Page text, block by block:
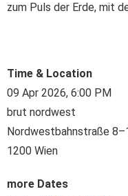
zum Puls der Erde, mit
Time & Location
09 Apr 2026, 6:00 PM
brut nordwest
Nordwestbahnstraße
1200 Wien
more Dates